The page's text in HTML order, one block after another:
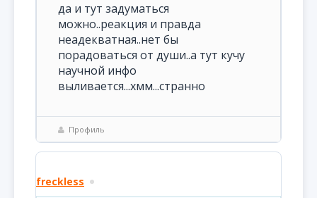
да и тут задуматься
можно..реакция и правда
неадекватная..нет бы
порадоваться от души..а тут кучу
научной инфо
выливается...хмм...странно
Профиль
freckless